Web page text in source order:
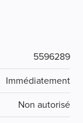
5596289
Immédiatement
Non autorisé